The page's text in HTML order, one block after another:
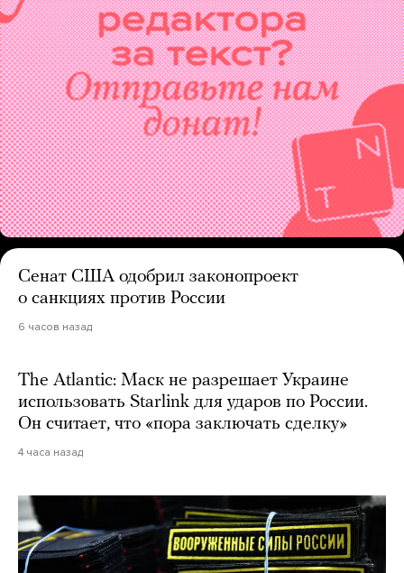
Сенат США одобрил законопроект
о санкциях против России
6 часов назад
The Atlantic: Маск не разрешает Украине
использовать Starlink для ударов по России.
Он считает, что «пора заключать сделку»
4 часа назад